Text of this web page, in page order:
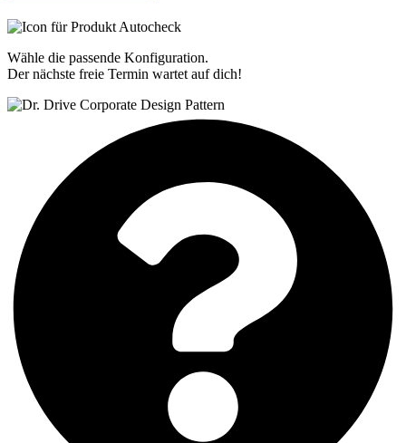
Wähle die passende Konfiguration.
Der nächste freie Termin wartet auf dich!